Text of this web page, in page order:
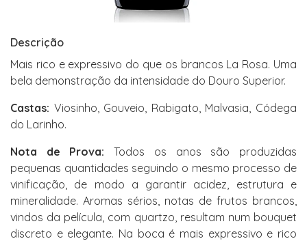
Descrição
Mais rico e expressivo do que os brancos La Rosa. Uma
bela demonstração da intensidade do Douro Superior.
Castas: Viosinho, Gouveio, Rabigato, Malvasia, Códega
do Larinho.
Nota de Prova: Todos os anos são produzidas
pequenas quantidades seguindo o mesmo processo de
vinificação, de modo a garantir acidez, estrutura e
mineralidade. Aromas sérios, notas de frutos brancos,
vindos da película, com quartzo, resultam num bouquet
discreto e elegante. Na boca é mais expressivo e rico